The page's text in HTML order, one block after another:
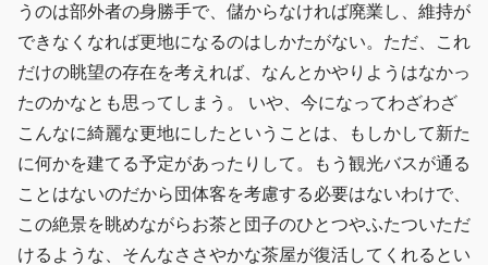
うのは部外者の身勝手で、儲からなければ廃業し、維持が
できなくなれば更地になるのはしかたがない。ただ、これ
だけの眺望の存在を考えれば、なんとかやりようはなかっ
たのかなとも思ってしまう。 いや、今になってわざわざ
こんなに綺麗な更地にしたということは、もしかして新た
に何かを建てる予定があったりして。もう観光バスが通る
ことはないのだから団体客を考慮する必要はないわけで、
この絶景を眺めながらお茶と団子のひとつやふたついただ
けるような、そんなささやかな茶屋が復活してくれるとい